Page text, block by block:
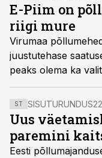
E-Piim on
riigi mure
Virumaa
juustutehase
peaks olema ka
ST SISUTURUNDUS
Uus
paremini
Eesti